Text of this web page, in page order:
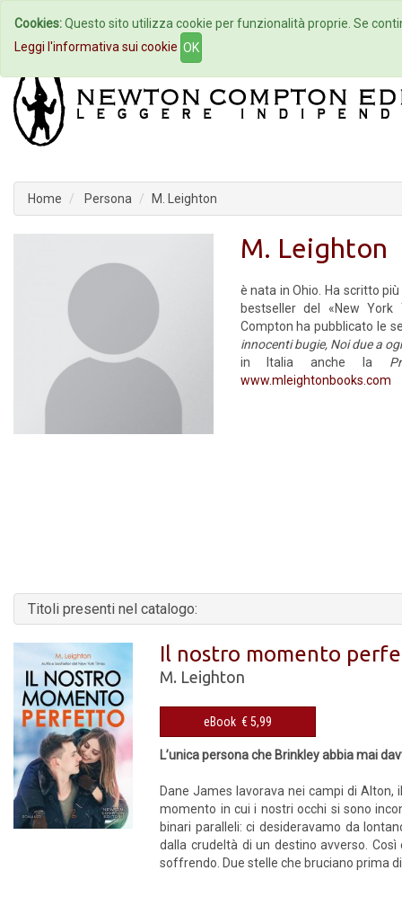
Home Autori Eventi
Home Persona M. Leighton
M. Leighton
è nata in Ohio. Ha scritto
bestseller del «New
Compton ha pubblicato le
innocenti bugie,Noi due a
in Italia anche la
www.mleightonbooks.com
Titoli presenti nel catalogo:
Il nostro momento
M. Leighton
eBook € 5,99
L’unica persona che Brinkley abbia mai
Dane James lavorava nei campi di
momento in cui i nostri occhi si sono
binari paralleli: ci desideravamo da
dalla crudeltà di un destino avverso.
soffrendo. Due stelle che bruciano prima
Cookies:Questo sito utilizza cookie per funzionalità proprie. Se
Leggi l'informativa sui cookie OK